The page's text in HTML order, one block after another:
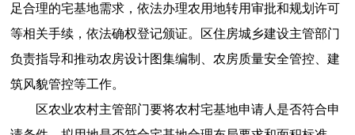
足合理的宅基地需求，依法办理农用地转用审批和规划许可
等相关手续，依法确权登记颁证。区住房城乡建设主管部门
负责指导和推动农房设计图集编制、农房质量安全管控、建
筑风貌管控等工作。
区农业农村主管部门要将农村宅基地申请人是否符合申